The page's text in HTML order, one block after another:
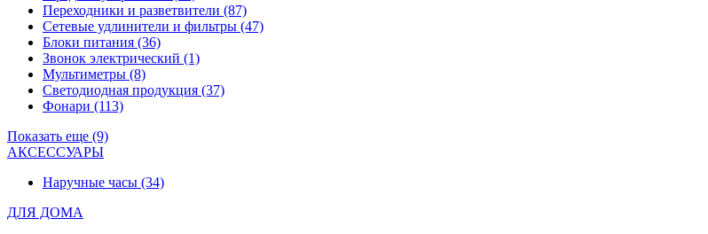
Переходники и разветвители (87)
Сетевые удлинители и фильтры (47)
Блоки питания (36)
Звонок электрический (1)
Мультиметры (8)
Светодиодная продукция (37)
Фонари (113)
Показать еще (9)
АКСЕССУАРЫ
Наручные часы (34)
ДЛЯ ДОМА